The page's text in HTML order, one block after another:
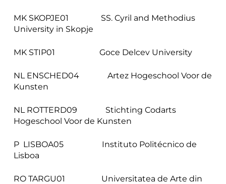
MK SKOPJE01 SS. Cyril and Methodius
University in Skopje
MK STIP01 Goce Delcev University
NL ENSCHED04 Artez Hogeschool Voor de
Kunsten
NL ROTTERD09 Stichting Codarts
Hogeschool Voor de Kunsten
P LISBOA05 Instituto Politécnico de
Lisboa
RO TARGU01 Universitatea de Arte din